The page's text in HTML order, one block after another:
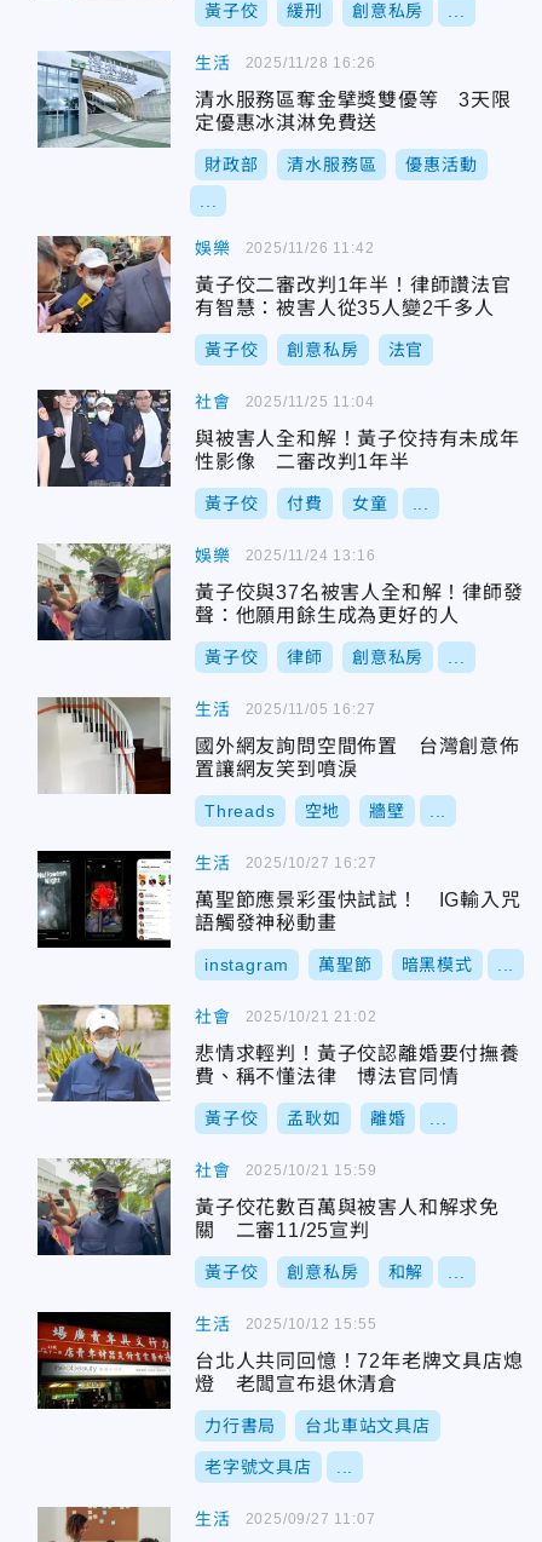
黃子佼 緩刑 創意私房
生活
清水服務區奪金擘獎雙優等 3天限
定優惠冰淇淋免費送
財政部 清水服務區 優惠活動
2025/11/28 16:26
娛樂
黃子佼二審改判1年半！律師讚法官
有智慧：被害人從35人變2千多人
黃子佼 創意私房 法官
2025/11/26 11:42
社會
與被害人全和解！黃子佼持有未成年
性影像 二審改判1年半
黃子佼 付費 女童
2025/11/25 11:04
娛樂
黃子佼與37名被害人全和解！律師發
聲：他願用餘生成為更好的人
黃子佼 律師 創意私房
2025/11/24 13:16
生活
國外網友詢問空間佈置 台灣創意佈
置讓網友笑到噴淚
Threads 空地 牆壁
2025/11/05 16:27
生活
萬聖節應景彩蛋快試試！ IG輸入咒
語觸發神秘動畫
instagram 萬聖節 暗黑模式
2025/10/27 16:27
社會
悲情求輕判！黃子佼認離婚要付撫養
費、稱不懂法律 博法官同情
黃子佼 孟耿如 離婚
2025/10/21 21:02
社會
黃子佼花數百萬與被害人和解求免
關 二審11/25宣判
黃子佼 創意私房 和解
2025/10/21 15:59
生活
台北人共同回憶！72年老牌文具店熄
燈 老闆宣布退休清倉
力行書局 台北車站文具店
老字號文具店
2025/10/12 15:55
生活 2025/09/27 11:07